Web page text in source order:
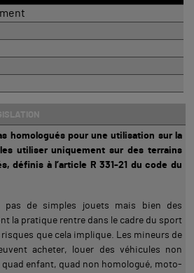
homologués pour une utilisation sur la
utiliser uniquement sur des terrains
définis à l’article R 331-21 du code du
pas de simples jouets mais bien des
la pratique rentre dans le cadre du sport
que cela implique. Les mineurs de
acheter, louer des véhicules non
enfant, quad non homologué, moto-